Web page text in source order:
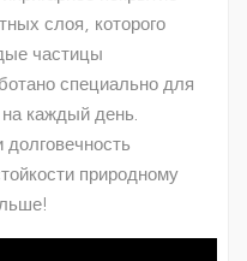
слоя, которого
частицы
специально для
каждый день.
природному